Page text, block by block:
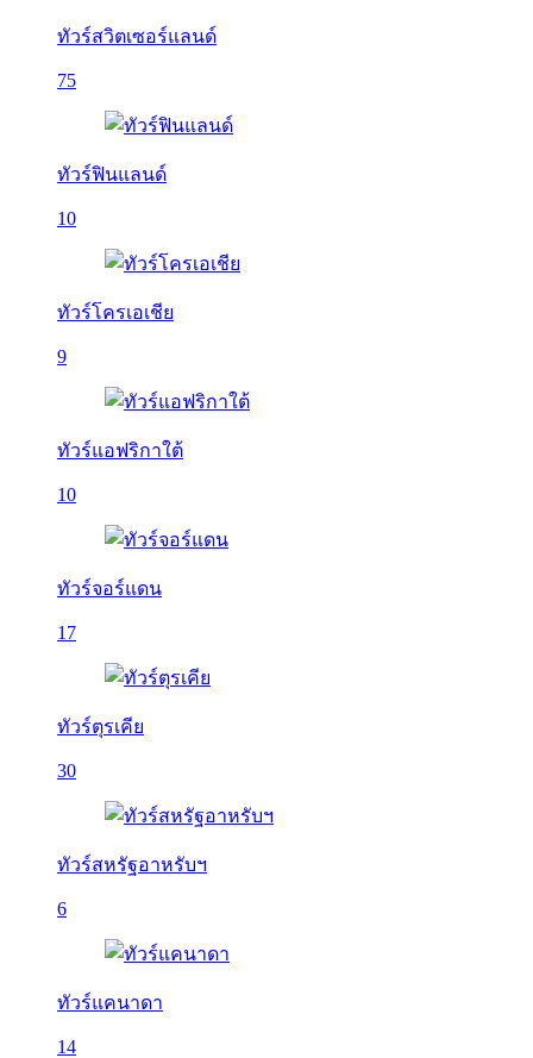
ทัวร์สวิตเซอร์แลนด์
75
ทัวร์ฟินแลนด์
10
ทัวร์โครเอเชีย
9
ทัวร์แอฟริกาใต้
10
ทัวร์จอร์แดน
17
ทัวร์ตุรเคีย
30
ทัวร์สหรัฐอาหรับฯ
6
ทัวร์แคนาดา
14